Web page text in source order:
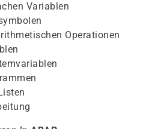
Variablen
Operationen